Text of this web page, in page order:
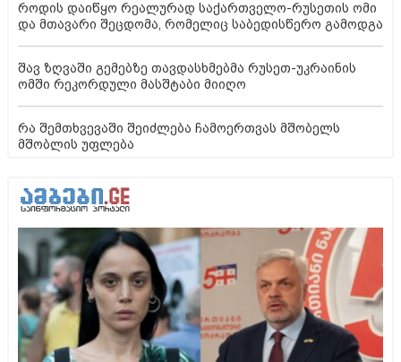
როდის დაიწყო რეალურად საქართველო-რუსეთის ომი
და მთავარი შეცდომა, რომელიც საბედისწერო გამოდგა
შავ ზღვაში გემებზე თავდასხმებმა რუსეთ-უკრაინის
ომში რეკორდული მასშტაბი მიიღო
რა შემთხვევაში შეიძლება ჩამოერთვას მშობელს
მშობლის უფლება